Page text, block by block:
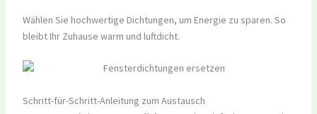
Wählen Sie hochwertige Dichtungen, um Energie zu sparen. So
bleibt Ihr Zuhause warm und luftdicht.
Schritt-für-Schritt-Anleitung zum Austausch